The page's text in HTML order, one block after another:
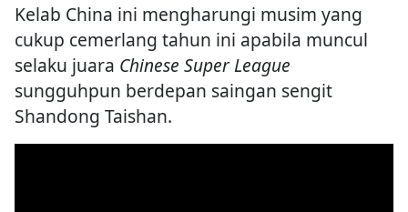
Kelab China ini mengharungi musim yang
cukup cemerlang tahun ini apabila muncul
selaku juara Chinese Super League
sungguhpun berdepan saingan sengit
Shandong Taishan.